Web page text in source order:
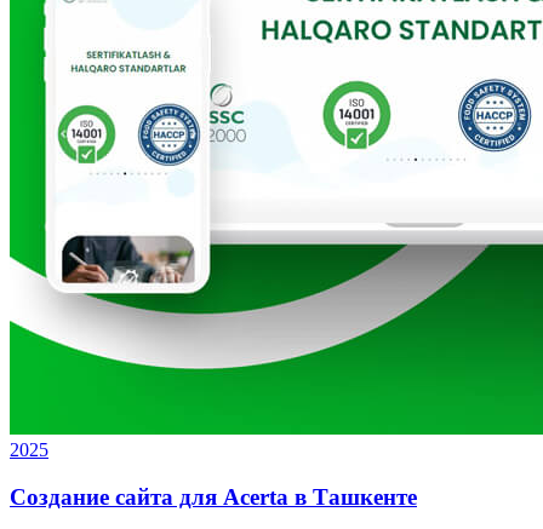
2025
Создание сайта для Acerta в Ташкенте